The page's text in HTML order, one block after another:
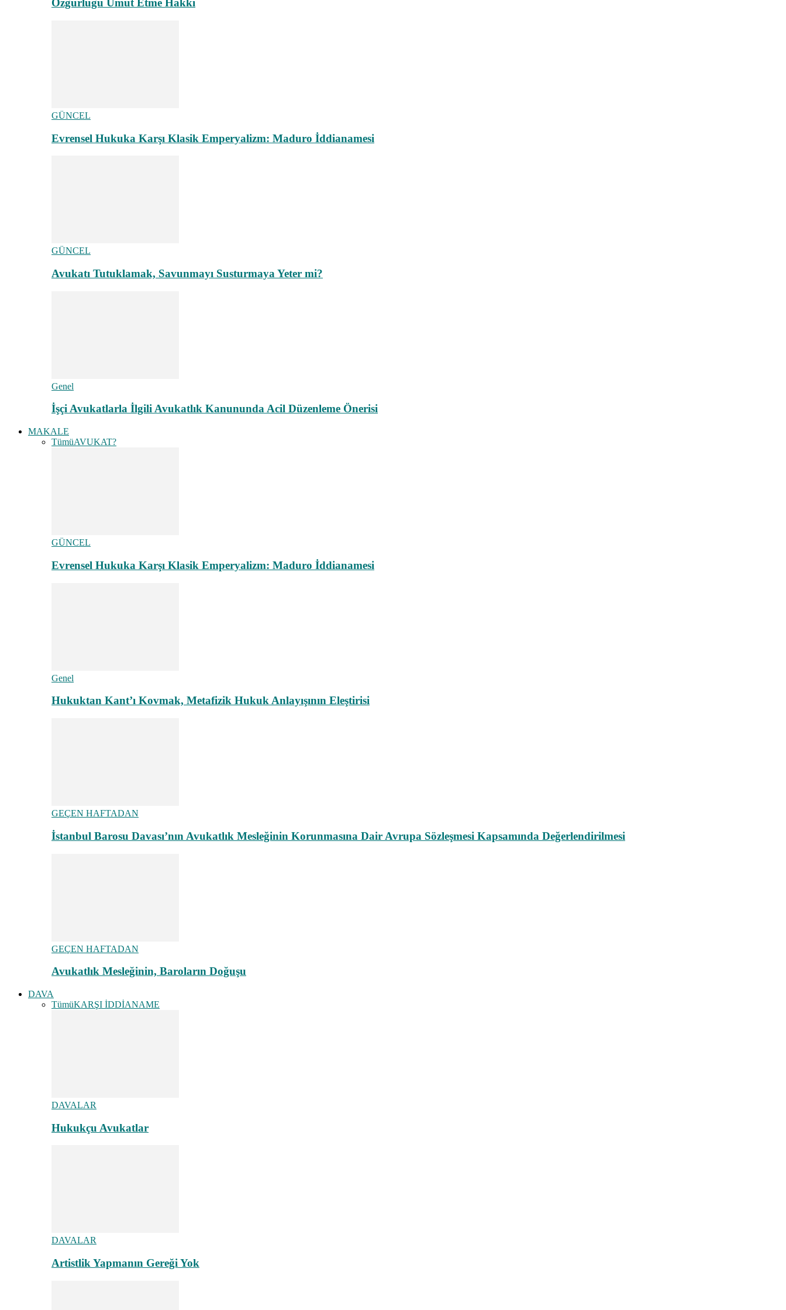
Özgürlüğü Umut Etme Hakkı
GÜNCEL
Evrensel Hukuka Karşı Klasik Emperyalizm: Maduro İddianamesi
GÜNCEL
Avukatı Tutuklamak, Savunmayı Susturmaya Yeter mi?
Genel
İşçi Avukatlarla İlgili Avukatlık Kanununda Acil Düzenleme Önerisi
MAKALE
TümüAVUKAT?
GÜNCEL
Evrensel Hukuka Karşı Klasik Emperyalizm: Maduro İddianamesi
Genel
Hukuktan Kant’ı Kovmak, Metafizik Hukuk Anlayışının Eleştirisi
GEÇEN HAFTADAN
İstanbul Barosu Davası’nın Avukatlık Mesleğinin Korunmasına Dair Avrupa Sözleşmesi Kapsamında Değerlendirilmesi
GEÇEN HAFTADAN
Avukatlık Mesleğinin, Baroların Doğuşu
DAVA
TümüKARŞI İDDİANAME
DAVALAR
Hukukçu Avukatlar
DAVALAR
Artistlik Yapmanın Gereği Yok